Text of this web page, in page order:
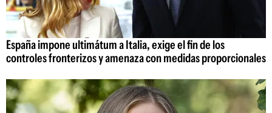
España impone ultimátum a Italia, exige el fin de los
controles fronterizos y amenaza con medidas proporcionales